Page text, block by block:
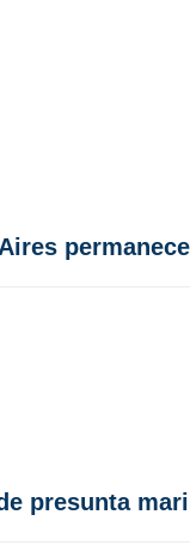
presunta